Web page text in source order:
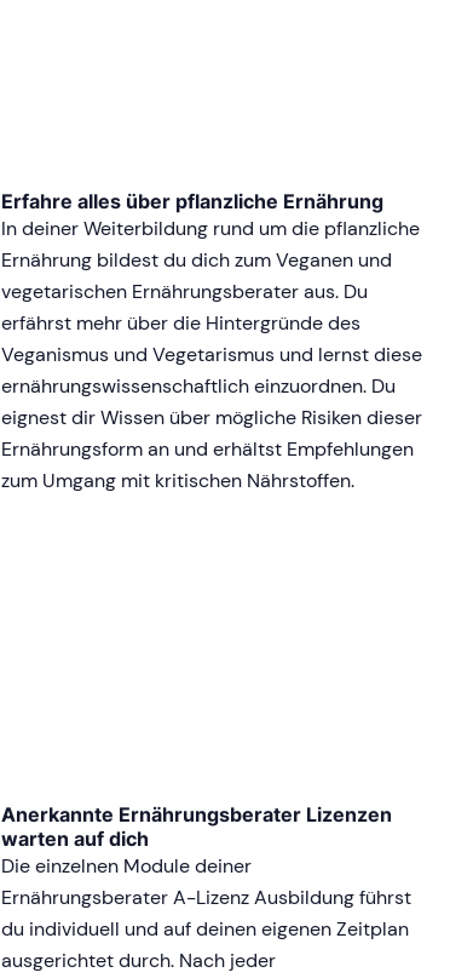
Erfahre alles über pflanzliche Ernährung
In deiner Weiterbildung rund um die pflanzliche
Ernährung bildest du dich zum Veganen und
vegetarischen Ernährungsberater aus. Du
erfährst mehr über die Hintergründe des
Veganismus und Vegetarismus und lernst diese
ernährungswissenschaftlich einzuordnen. Du
eignest dir Wissen über mögliche Risiken dieser
Ernährungsform an und erhältst Empfehlungen
zum Umgang mit kritischen Nährstoffen.
Anerkannte Ernährungsberater Lizenzen
warten auf dich
Die einzelnen Module deiner
Ernährungsberater A-Lizenz Ausbildung führst
du individuell und auf deinen eigenen Zeitplan
ausgerichtet durch. Nach jeder